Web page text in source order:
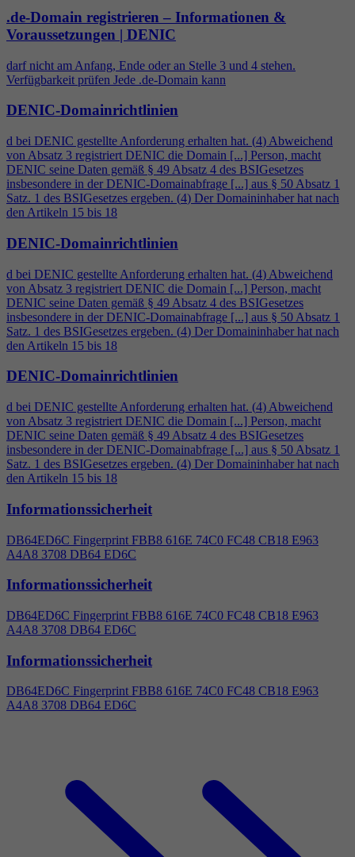
.de-Domain registrieren – Informationen &
Voraussetzungen | DENIC
darf nicht am Anfang, Ende oder an Stelle 3 und 4 stehen.
Verfügbarkeit prüfen Jede .de-Domain kann
DENIC-Domainrichtlinien
d bei DENIC gestellte Anforderung erhalten hat. (4) Abweichend
von Absatz 3 registriert DENIC die Domain [...] Person, macht
DENIC seine Daten gemäß § 49 Absatz 4 des BSIGesetzes
insbesondere in der DENIC-Domainabfrage [...] aus § 50 Absatz 1
Satz. 1 des BSIGesetzes ergeben. (4) Der Domaininhaber hat nach
den Artikeln 15 bis 18
DENIC-Domainrichtlinien
d bei DENIC gestellte Anforderung erhalten hat. (4) Abweichend
von Absatz 3 registriert DENIC die Domain [...] Person, macht
DENIC seine Daten gemäß § 49 Absatz 4 des BSIGesetzes
insbesondere in der DENIC-Domainabfrage [...] aus § 50 Absatz 1
Satz. 1 des BSIGesetzes ergeben. (4) Der Domaininhaber hat nach
den Artikeln 15 bis 18
DENIC-Domainrichtlinien
d bei DENIC gestellte Anforderung erhalten hat. (4) Abweichend
von Absatz 3 registriert DENIC die Domain [...] Person, macht
DENIC seine Daten gemäß § 49 Absatz 4 des BSIGesetzes
insbesondere in der DENIC-Domainabfrage [...] aus § 50 Absatz 1
Satz. 1 des BSIGesetzes ergeben. (4) Der Domaininhaber hat nach
den Artikeln 15 bis 18
Informationssicherheit
DB64ED6C Fingerprint FBB8 616E 74C0 FC48 CB18 E963
A4A8 3708 DB64 ED6C
Informationssicherheit
DB64ED6C Fingerprint FBB8 616E 74C0 FC48 CB18 E963
A4A8 3708 DB64 ED6C
Informationssicherheit
DB64ED6C Fingerprint FBB8 616E 74C0 FC48 CB18 E963
A4A8 3708 DB64 ED6C